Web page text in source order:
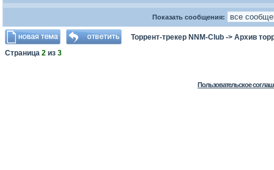
Показать сообщения:
Торрент-трекер NNM-Club -> Архив
Страница 2 из 3
Пользовательское